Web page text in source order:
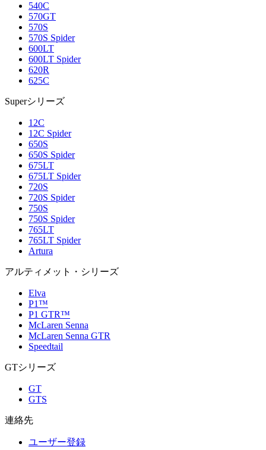
540C
570GT
570S
570S Spider
600LT
600LT Spider
620R
625C
Superシリーズ
12C
12C Spider
650S
650S Spider
675LT
675LT Spider
720S
720S Spider
750S
750S Spider
765LT
765LT Spider
Artura
アルティメット・シリーズ
Elva
P1™
P1 GTR™
McLaren Senna
McLaren Senna GTR
Speedtail
GTシリーズ
GT
GTS
連絡先
ユーザー登録